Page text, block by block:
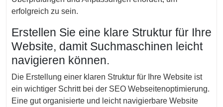
erfolgreich zu sein.
Erstellen Sie eine klare Struktur für Ihre
Website, damit Suchmaschinen leicht
navigieren können.
Die Erstellung einer klaren Struktur für Ihre Website ist
ein wichtiger Schritt bei der SEO Webseitenoptimierung.
Eine gut organisierte und leicht navigierbare Website